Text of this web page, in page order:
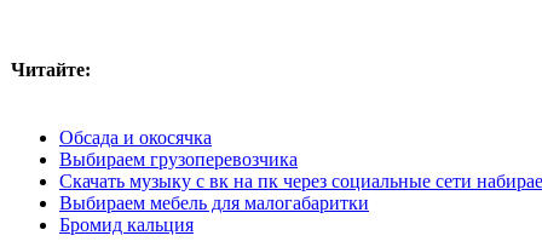
Читайте:
Обсада и окосячка
Выбираем грузоперевозчика
Скачать музыку с вк на пк через социальные сети
Выбираем мебель для малогабаритки
Бромид кальция